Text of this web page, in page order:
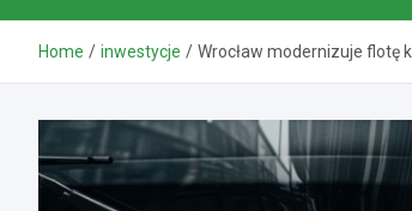
Home inwestycje Wrocław modernizuje flotę